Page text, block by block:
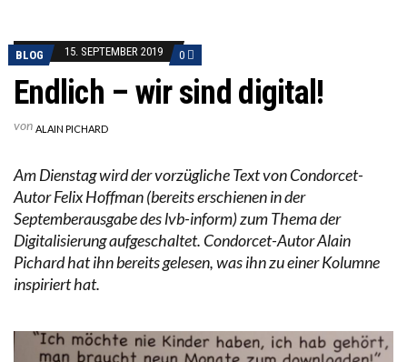
BLOG 15. SEPTEMBER 2019 0
Endlich – wir sind digital!
von ALAIN PICHARD
Am Dienstag wird der vorzügliche Text von Condorcet-
Autor Felix Hoffman (bereits erschienen in der
Septemberausgabe des lvb-inform) zum Thema der
Digitalisierung aufgeschaltet. Condorcet-Autor Alain
Pichard hat ihn bereits gelesen, was ihn zu einer Kolumne
inspiriert hat.